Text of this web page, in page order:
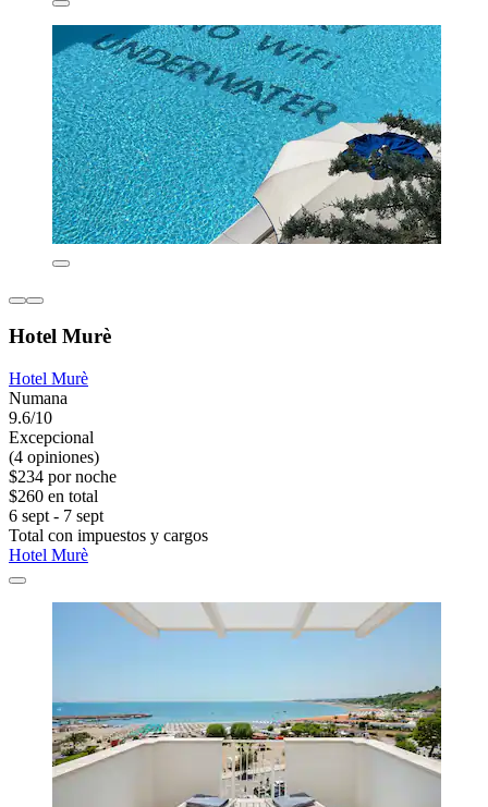
Hotel Murè
Hotel Murè
Numana
9.6/10
Excepcional
(4 opiniones)
$234 por noche
$260 en total
6 sept - 7 sept
Total con impuestos y cargos
Hotel Murè